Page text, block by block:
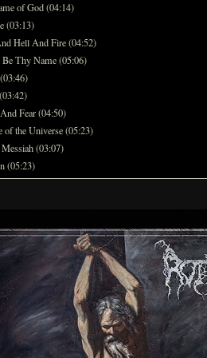
of God (04:14)
(03:13)
Hell And Fire (04:52)
Thy Name (05:06)
Fear (04:50)
of the Universe (05:23)
(03:07)
(05:23)